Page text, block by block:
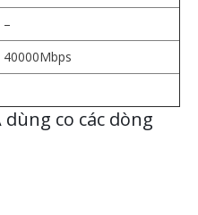
–
40000Mbps
dùng co các dòng